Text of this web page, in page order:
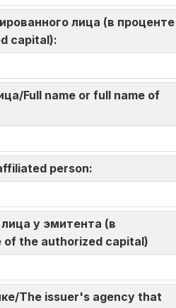
лица (в проценте
capital):
Full name or full name of
person:
у эмитента (в
of the authorized capital)
The issuer's agency that